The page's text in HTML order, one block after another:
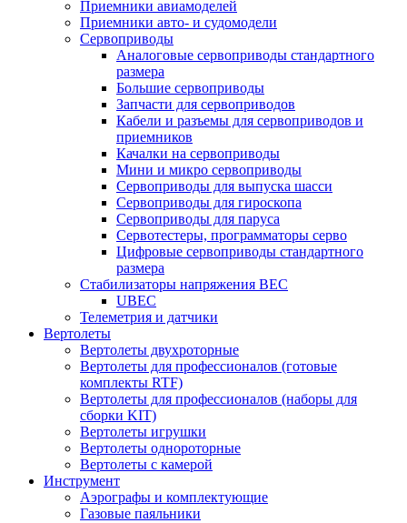
Приемники авиамоделей
Приемники авто- и судомодели
Сервоприводы
Аналоговые сервоприводы стандартного
размера
Большие сервоприводы
Запчасти для сервоприводов
Кабели и разъемы для сервоприводов и
приемников
Качалки на сервоприводы
Мини и микро сервоприводы
Сервоприводы для выпуска шасси
Сервоприводы для гироскопа
Сервоприводы для паруса
Сервотестеры, программаторы серво
Цифровые сервоприводы стандартного
размера
Стабилизаторы напряжения BEC
UBEC
Телеметрия и датчики
Вертолеты
Вертолеты двухроторные
Вертолеты для профессионалов (готовые
комплекты RTF)
Вертолеты для профессионалов (наборы для
сборки KIT)
Вертолеты игрушки
Вертолеты однороторные
Вертолеты с камерой
Инструмент
Аэрографы и комплектующие
Газовые паяльники